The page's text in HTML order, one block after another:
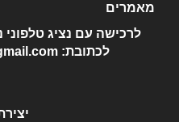
מאמרים
לרכישה עם נציג טלפוני
לכתובת: htofashion2022@gmail.com